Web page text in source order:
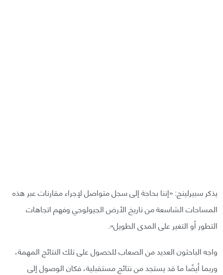
يذكر سبيرلينج: «إننا بحاجة إلى سجل متواصل لإجراء مقارنات عبر هذه
المساحات الشاسعة من تاريخ الأرض الجيولوجي وفهم اتجاهات
التطور أو التغير على المدى الطويل».
واجه الباحثون العديد من الصعاب للحصول على تلك النتائج المهمة،
وربما أيضًا ما قد يستجد من نتائج مستقبلية، فكان الوصول إلى